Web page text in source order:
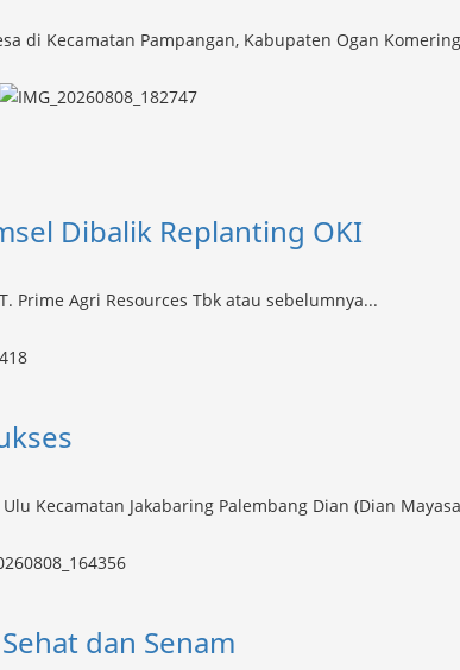
di Kecamatan Pampangan, Kabupaten Ogan
Dibalik Replanting OKI
Prime Agri Resources Tbk atau sebelumnya...
Kecamatan Jakabaring Palembang Dian (Dian
dan Senam